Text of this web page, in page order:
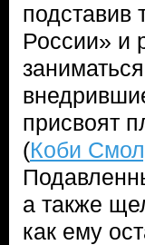
подставив
России» и
присвоят
(Коби
а также
как ему